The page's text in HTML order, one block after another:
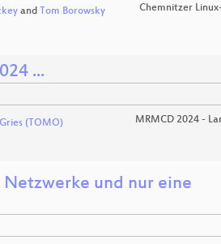
and Tom Borowsky Chemnitzer
...
(TOMO) MRMCD 2024 -
und nur eine